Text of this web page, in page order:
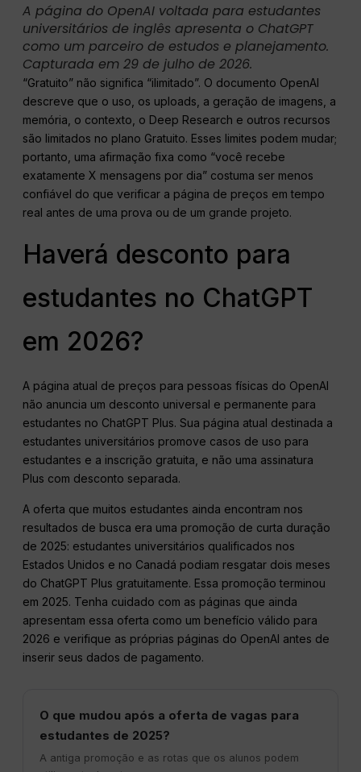
A página do OpenAI voltada para estudantes
universitários de inglês apresenta o ChatGPT
como um parceiro de estudos e planejamento.
Capturada em 29 de julho de 2026.
“Gratuito” não significa “ilimitado”. O documento OpenAI
descreve que o uso, os uploads, a geração de imagens, a
memória, o contexto, o Deep Research e outros recursos
são limitados no plano Gratuito. Esses limites podem mudar;
portanto, uma afirmação fixa como “você recebe
exatamente X mensagens por dia” costuma ser menos
confiável do que verificar a página de preços em tempo
real antes de uma prova ou de um grande projeto.
Haverá desconto para
estudantes no ChatGPT
em 2026?
A página atual de preços para pessoas físicas do OpenAI
não anuncia um desconto universal e permanente para
estudantes no ChatGPT Plus. Sua página atual destinada a
estudantes universitários promove casos de uso para
estudantes e a inscrição gratuita, e não uma assinatura
Plus com desconto separada.
A oferta que muitos estudantes ainda encontram nos
resultados de busca era uma promoção de curta duração
de 2025: estudantes universitários qualificados nos
Estados Unidos e no Canadá podiam resgatar dois meses
do ChatGPT Plus gratuitamente. Essa promoção terminou
em 2025. Tenha cuidado com as páginas que ainda
apresentam essa oferta como um benefício válido para
2026 e verifique as próprias páginas do OpenAI antes de
inserir seus dados de pagamento.
O que mudou após a oferta de vagas para
estudantes de 2025?
A antiga promoção e as rotas que os alunos podem